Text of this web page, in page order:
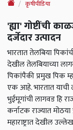
कृषीपीडिया
'ह्या' गोष्टींची
दर्जेदार उत्पादन
भारतात तेलबिया
देखील तेलबियाच्या
पिकांपैकी प्रमुख पिक
एक आहे. भारतात याची
भुईमूगांची लागवड हि
कर्नाटक राज्यात
महाराष्ट्रात देखील